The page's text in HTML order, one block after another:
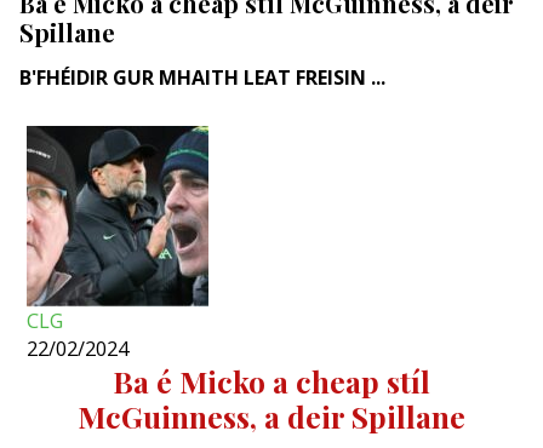
Spillane
B'FHÉIDIR GUR MHAITH LEAT FREISIN ...
CLG
22/02/2024
Ba é Micko a cheap stíl
McGuinness, a deir Spillane